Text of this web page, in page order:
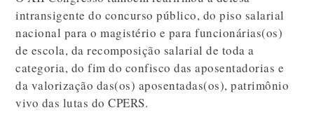
intransigente do concurso público, do piso salarial
nacional para o magistério e para funcionárias(os)
de escola, da recomposição salarial de toda a
categoria, do fim do confisco das aposentadorias e
da valorização das(os) aposentadas(os), patrimônio
vivo das lutas do CPERS.